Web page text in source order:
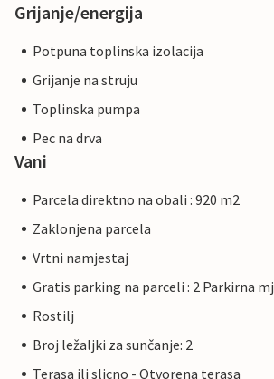
Grijanje/energija
Potpuna toplinska izolacija
Grijanje na struju
Toplinska pumpa
Pec na drva
Vani
Parcela direktno na obali : 920 m2
Zaklonjena parcela
Vrtni namjestaj
Gratis parking na parceli : 2 Parkirna
Rostilj
Broj ležaljki za sunčanje: 2
Terasa ili slicno - Otvorena terasa